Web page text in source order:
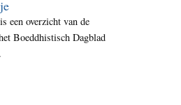
een overzicht van de
Boeddhistisch Dagblad